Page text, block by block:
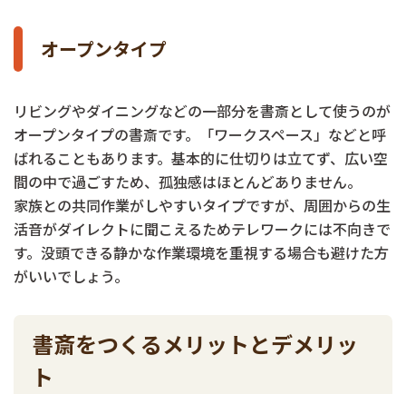
オープンタイプ
リビングやダイニングなどの一部分を書斎として使うのが
オープンタイプの書斎です。「ワークスペース」などと呼
ばれることもあります。基本的に仕切りは立てず、広い空
間の中で過ごすため、孤独感はほとんどありません。
家族との共同作業がしやすいタイプですが、周囲からの生
活音がダイレクトに聞こえるためテレワークには不向きで
す。没頭できる静かな作業環境を重視する場合も避けた方
がいいでしょう。
書斎をつくるメリットとデメリッ
ト